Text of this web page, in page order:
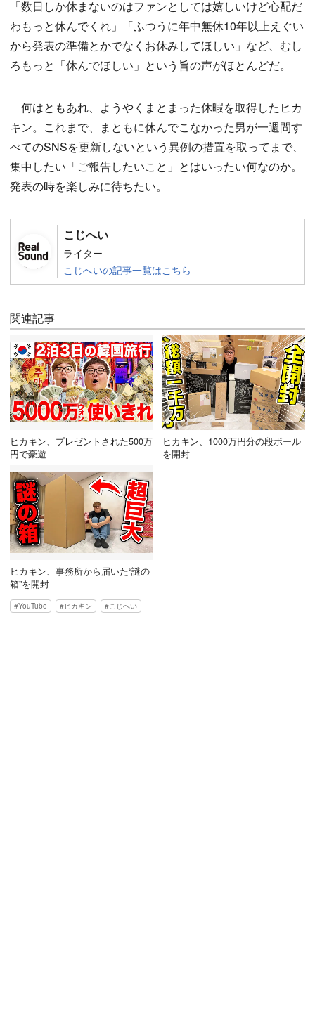
「数日しか休まないのはファンとしては嬉しいけど心配だ
わもっと休んでくれ」「ふつうに年中無休10年以上えぐい
から発表の準備とかでなくお休みしてほしい」など、むし
ろもっと「休んでほしい」という旨の声がほとんどだ。
何はともあれ、ようやくまとまった休暇を取得したヒカ
キン。これまで、まともに休んでこなかった男が一週間す
べてのSNSを更新しないという異例の措置を取ってまで、
集中したい「ご報告したいこと」とはいったい何なのか。
発表の時を楽しみに待ちたい。
こじへい
ライター
こじへいの記事一覧はこちら
関連記事
ヒカキン、プレゼントされた500万
円で豪遊
ヒカキン、1000万円分の段ボール
を開封
ヒカキン、事務所から届いた“謎の
箱”を開封
YouTube ヒカキン こじへい